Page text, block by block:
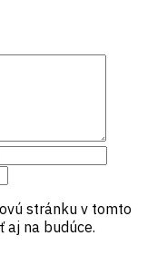
stránku v tomto
aj na budúce.